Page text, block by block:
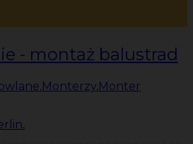
- montaż balustrad
,Monterzy,Monter
,